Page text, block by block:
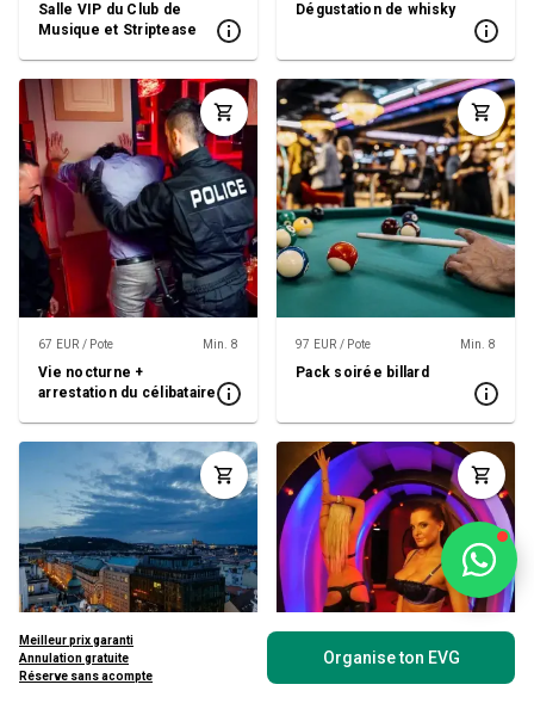
Salle VIP du Club de
Musique et Striptease
Dégustation de whisky
67 EUR / Pote Min. 8
Vie nocturne +
arrestation du célibataire
97 EUR / Pote Min. 8
Pack soirée billard
Meilleur prix garanti
Annulation gratuite
Réserve sans acompte
Organise ton EVG